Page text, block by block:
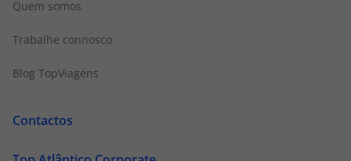
Quem somos
Trabalhe connosco
Blog TopViagens
Contactos